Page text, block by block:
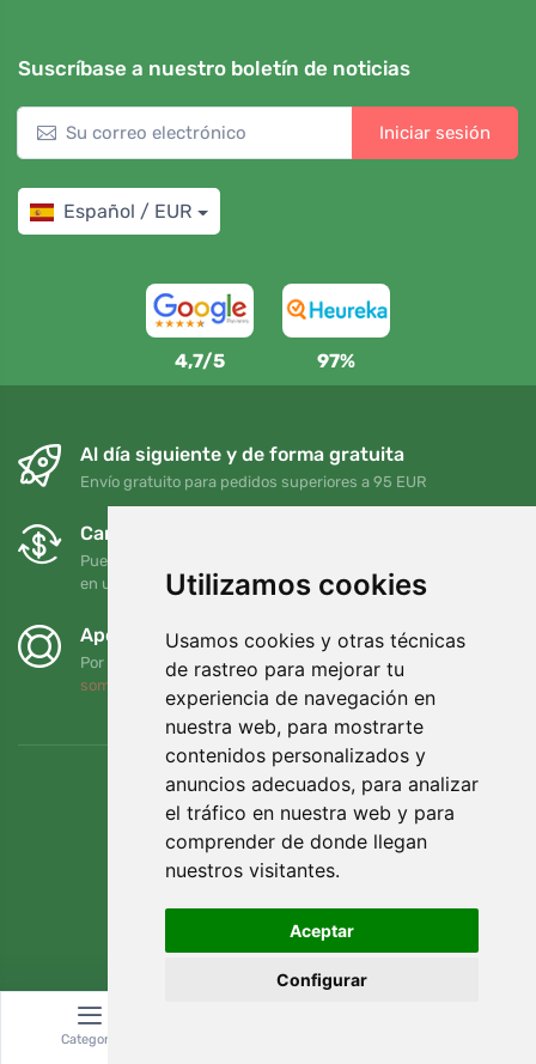
Utilizamos cookies
Usamos cookies y otras técnicas
de rastreo para mejorar tu
experiencia de navegación en
nuestra web, para mostrarte
contenidos personalizados y
anuncios adecuados, para analizar
el tráfico en nuestra web y para
comprender de donde llegan
nuestros visitantes.
Aceptar
Configurar
Suscríbase a nuestro boletín de noticias
Iniciar sesión
Español / EUR
4,7/5 97%
Al día siguiente y de forma gratuita
Envío gratuito para pedidos superiores a 95 EUR
Cambios y devoluciones gratuitos
Puede devolver o cambiar su pedido en cualquier momento
en un plazo de 90 días
Apoyamos a Trees.org
Por cada pedido plantamos un árbol. Leer más
somos
Categoría